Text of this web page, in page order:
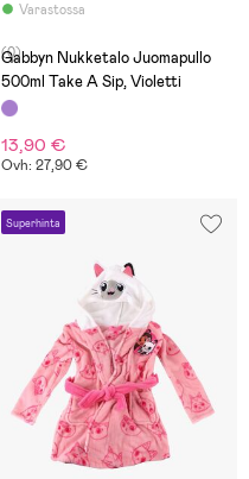
Varastossa
(0)
Gabbyn Nukketalo Juomapullo
500ml Take A Sip, Violetti
13,90 €
Ovh: 27,90 €
Superhinta